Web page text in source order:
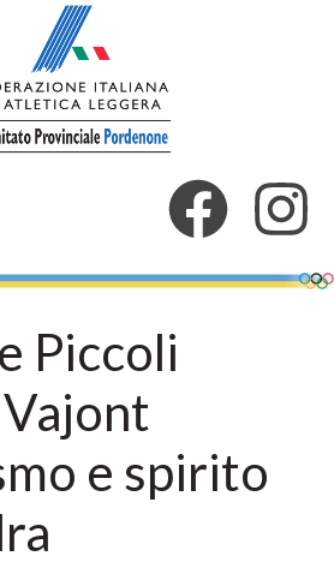
Piccoli
e spirito